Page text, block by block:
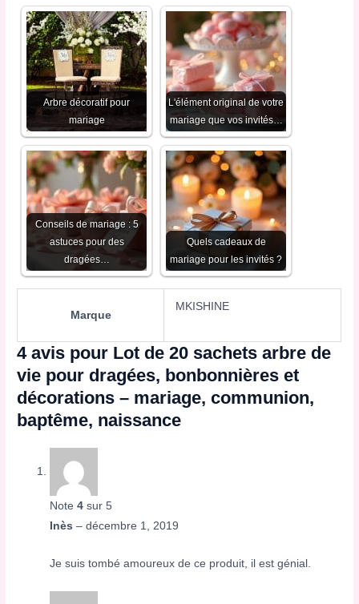
Arbre décoratif pour
mariage
L'élément original de votre
mariage que vos invités…
Conseils de mariage : 5
astuces pour des
dragées…
Quels cadeaux de
mariage pour les invités ?
Marque
MKISHINE
4 avis pour Lot de 20 sachets arbre de
vie pour dragées, bonbonnières et
décorations – mariage, communion,
baptême, naissance
Note4 sur 5
Inès– décembre 1, 2019
Je suis tombé amoureux de ce produit, il est génial.